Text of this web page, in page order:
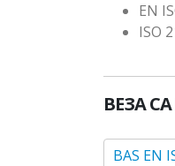
EN
ISO
ВЕЗА
BAS EN